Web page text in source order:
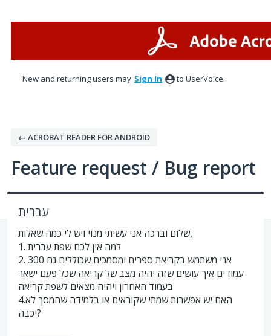
New and returning users may Sign In to UserVoice.
← ACROBAT READER FOR ANDROID
Feature request / Bug report
עברית
שלום וברכה אני עשיתי מנוי ויש לי כמה שאלות,
1. למה אין לכם שפת עברית
2. אני משתמש בקריאת ספרים ומסמכים שכוללים גם 300
עמודים איך עושים שזה יהיה מצב של קריאה שכל פעם ישאר
בעמוד האחרון ויהיה מצאים לשפת קריאה
4.האם יש אפשרות שמתי שקוראים או בלמידה שהמסך לא
יכבה?